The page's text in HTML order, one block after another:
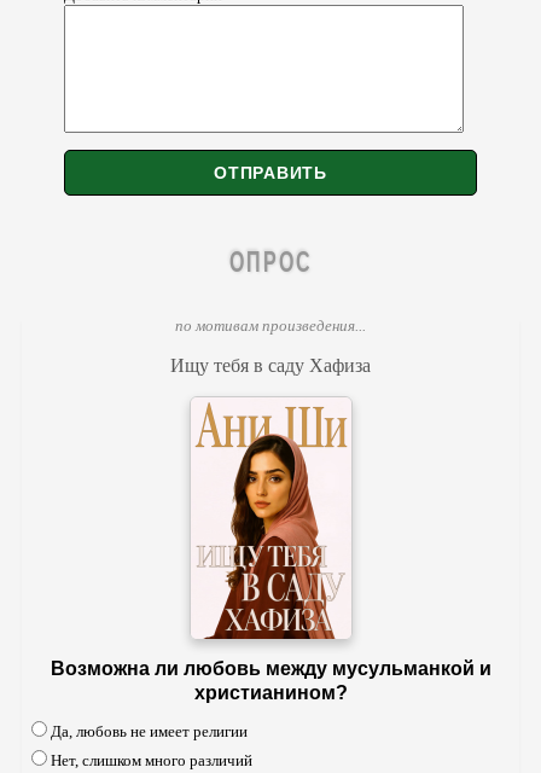
ОПРОС
по мотивам произведения...
Ищу тебя в саду Хафиза
Возможна ли любовь между мусульманкой и
христианином?
Да, любовь не имеет религии
Нет, слишком много различий